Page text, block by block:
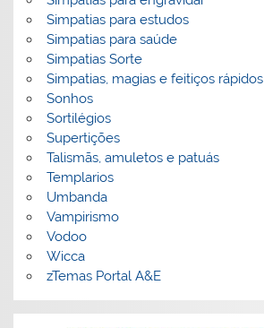
Simpatias para estudos
Simpatias para saúde
Simpatias Sorte
Simpatias, magias e feitiços rápidos
Sonhos
Sortilégios
Supertições
Talismãs, amuletos e patuás
Templarios
Umbanda
Vampirismo
Vodoo
Wicca
zTemas Portal A&E